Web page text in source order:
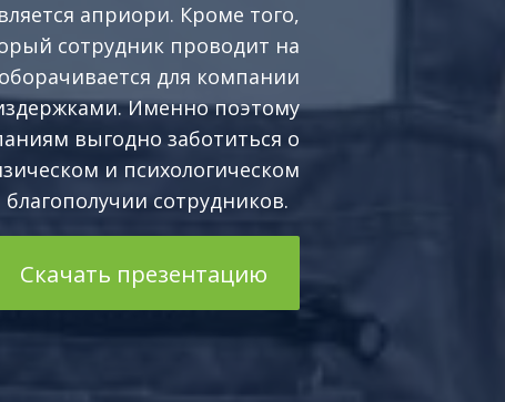
априори. Кроме того,
сотрудник проводит на
для компании
Именно поэтому
выгодно заботиться о
и психологическом
благополучии сотрудников.
Скачать презентацию